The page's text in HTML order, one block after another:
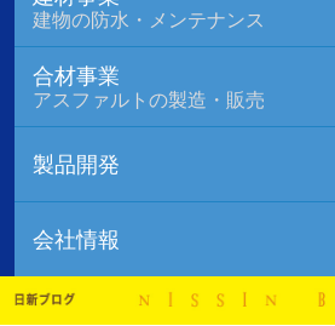
建物の防水・メンテナンス
合材事業
アスファルトの製造・販売
製品開発
会社情報